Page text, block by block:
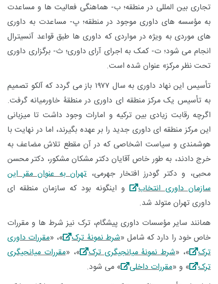
تجاری بین المللی در منطقه؛ ب- هماهنگی فعالیت ها و مساعدت
به مؤسسه های داوری موجود در منطقه؛ پ- مساعدت به داوری
های موردی به ویژه در مواردی که داوری ها طبق قواعد آنسیترال
انجام می شود؛ ت- کمک به اجرای آرای داوری؛ ث- برگزاری داوری
تحت نظر مرکز» عنوان شده است.
تأسیس این نهاد داوری به سال ۱۹۷۷ باز می گردد که آلکو تصمیم
به تأسیس یک مرکز منطقه ای داوری در منطقۀ خاورمیانه گرفت.
اگرچه رقابت زیادی بین ترکیه و امارات وجود داشت تا میزبانی
این مرکز منطقه ای داوری جدید را بر عهده بگیرند، اما در نهایت با
هوشمندی و سیاست اشخاصی که در آن مقطع تلاش مضاعف به
خرج دادند، به طور خاص آقایان دکتر مشکان مشکور، دکتر محسن
محبی، و دکتر گودرز افتخار جهرمی،تهران به عنوان مقر این
سازمان داوری انتخاب
و اینگونه بود که سازمان منطقه ای
داوری تهران متولد شد.
همانند سایر مؤسسات داوری پیشگام، ترک نیز شرط ها و مقررات
خاص خود را دارد که شامل «شرط نمونۀ ترک »، «مقررات داوری
ترک
»، «شرط نمونۀ میانجیگری ترک »، «مقررات میانجیگری
ترک
» و «مقررات داخلی
» می شود.